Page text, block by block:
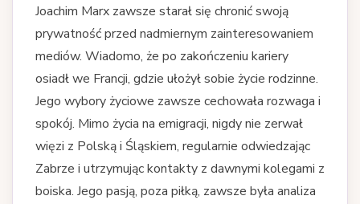
Joachim Marx zawsze starał się chronić swoją
prywatność przed nadmiernym zainteresowaniem
mediów. Wiadomo, że po zakończeniu kariery
osiadł we Francji, gdzie ułożył sobie życie rodzinne.
Jego wybory życiowe zawsze cechowała rozwaga i
spokój. Mimo życia na emigracji, nigdy nie zerwał
więzi z Polską i Śląskiem, regularnie odwiedzając
Zabrze i utrzymując kontakty z dawnymi kolegami z
boiska. Jego pasją, poza piłką, zawsze była analiza